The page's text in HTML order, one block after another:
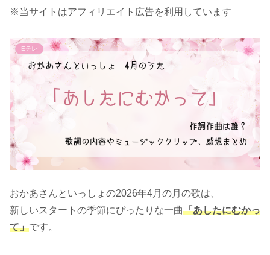
※当サイトはアフィリエイト広告を利用しています
Eテレ
おかあさんといっしょの2026年4月の月の歌は、
新しいスタートの季節にぴったりな一曲「あしたにむかっ
て」です。